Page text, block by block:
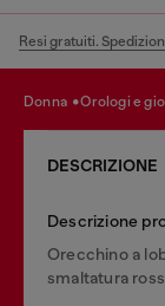
Resi gratuiti.
donna orologi e
DESCRIZIONE
Descrizione
Orecchino a
smaltatura